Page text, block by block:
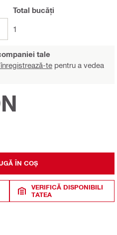
Total bucăți
1
tale
te pentru a vedea
ÎN COȘ
VERIFICĂ DISPONIBILI
TATEA